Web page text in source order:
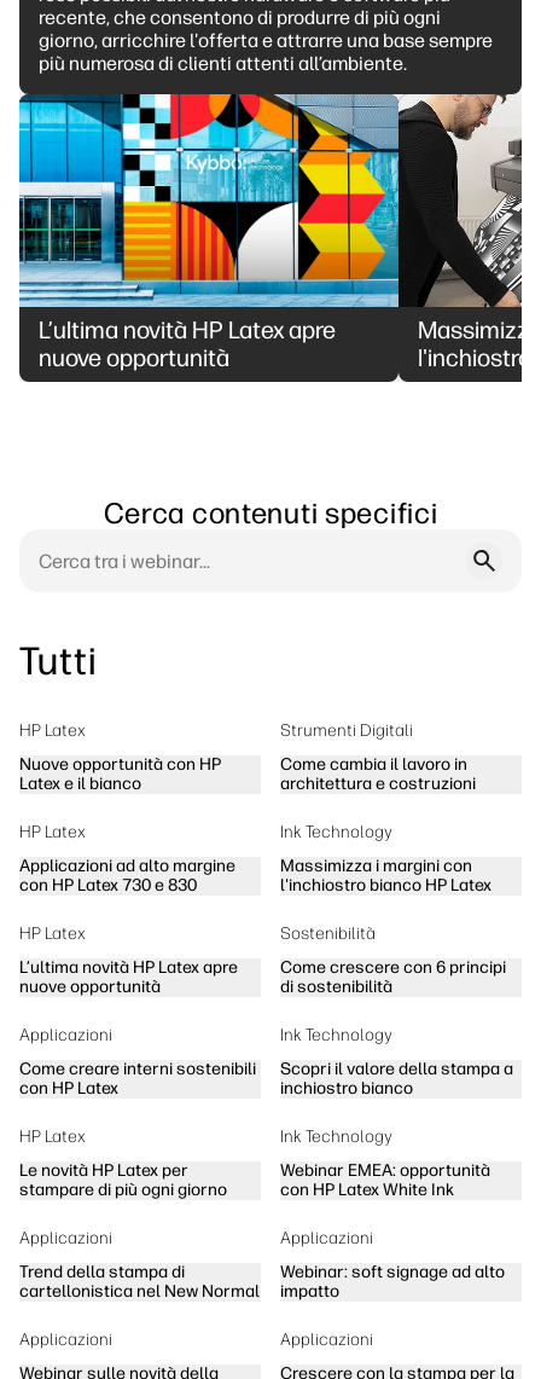
recente, che consentono di produrre di più ogni
giorno, arricchire l'offerta e attrarre una base sempre
più numerosa di clienti attenti all’ambiente.
L’ultima novità HP Latex apre
nuove opportunità
l'inchiostro
Cerca contenuti specifici
Tutti
HP Latex
Nuove opportunità con HP
Latex e il bianco
Strumenti Digitali
Come cambia il lavoro in
architettura e costruzioni
HP Latex
Applicazioni ad alto margine
con HP Latex 730 e 830
Ink Technology
Massimizza i margini con
l'inchiostro bianco HP Latex
HP Latex
L’ultima novità HP Latex apre
nuove opportunità
Sostenibilità
Come crescere con 6 principi
di sostenibilità
Applicazioni
Come creare interni sostenibili
con HP Latex
Ink Technology
Scopri il valore della stampa a
inchiostro bianco
HP Latex
Le novità HP Latex per
stampare di più ogni giorno
Ink Technology
Webinar EMEA: opportunità
con HP Latex White Ink
Applicazioni
Trend della stampa di
cartellonistica nel New Normal
Applicazioni
Webinar: soft signage ad alto
impatto
Applicazioni
Webinar sulle novità della
Applicazioni
Crescere con la stampa per la